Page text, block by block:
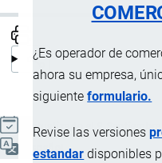
¿Es operador de
ahora su empresa,
siguienteformulario.
Revise las versiones
estandar disponibles
Actualizado el 9
Español